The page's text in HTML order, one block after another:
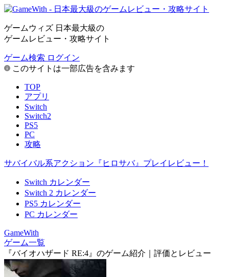
ゲームウィズ 日本最大級の
ゲームレビュー・攻略サイト
ゲーム検索 ログイン
このサイトは一部広告を含みます
TOP
アプリ
Switch
Switch2
PS5
PC
攻略
サバイバル系アクション『ヒロサバ』プレイレビュー！
Switch カレンダー
Switch 2 カレンダー
PS5 カレンダー
PC カレンダー
GameWith
ゲーム一覧
『バイオハザード RE:4』のゲーム紹介｜評価とレビュー